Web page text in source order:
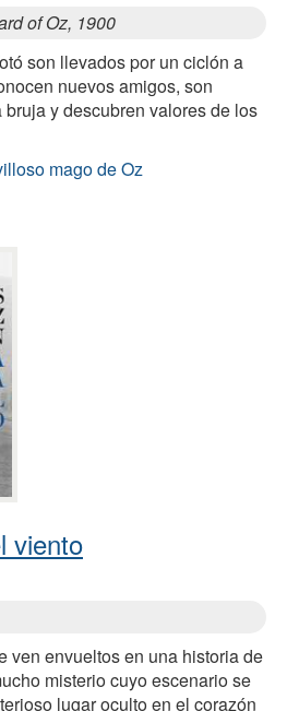
of Oz, 1900
son llevados por un ciclón a
nuevos amigos, son
y descubren valores de los
mago de Oz
viento
ven envueltos en una historia de
misterio cuyo escenario se
lugar oculto en el corazón